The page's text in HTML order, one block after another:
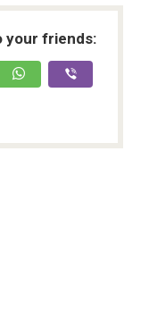
your friends: